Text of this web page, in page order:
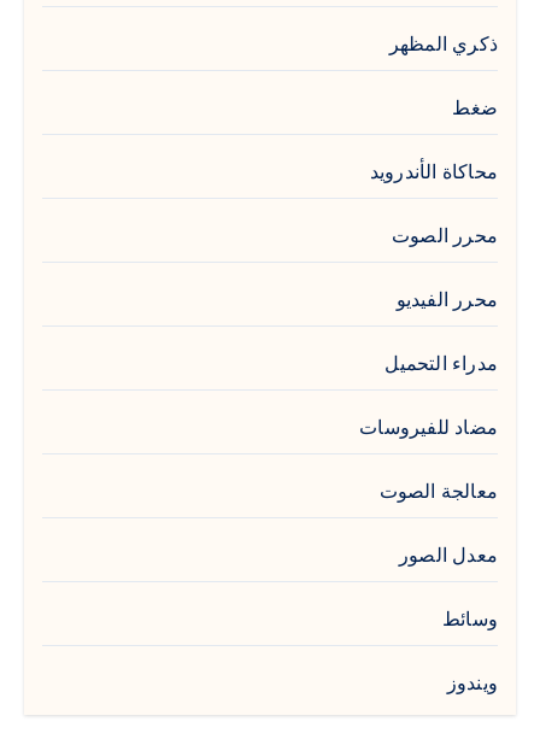
ذكري المظهر
ضغط
محاكاة الأندرويد
محرر الصوت
محرر الفيديو
مدراء التحميل
مضاد للفيروسات
معالجة الصوت
معدل الصور
وسائط
ويندوز